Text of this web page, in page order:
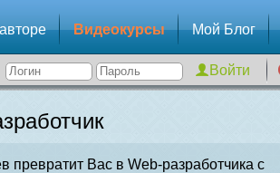
Видеокурсы Мой Блог
превратит Вас в Web-разработчика с